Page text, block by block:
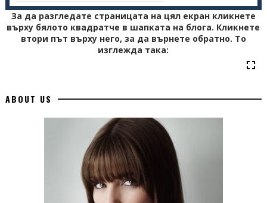
За да разгледате страницата на цял екран кликнете
върху бялото квадратче в шапката на блога. Кликнете
втори път върху него, за да върнете обратно. То
изглежда така:
ABOUT US